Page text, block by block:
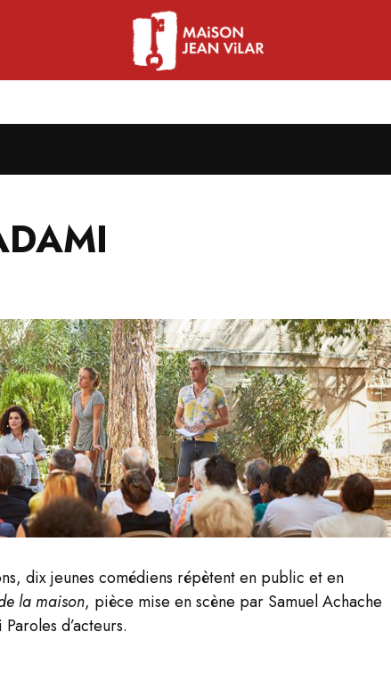
dix jeunes comédiens répètent en public et en
la maison, pièce mise en scène par Samuel Achache
d’acteurs.